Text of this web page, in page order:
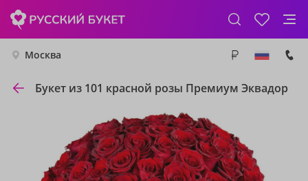
Москва
Букет из 101 красной розы Премиум Эквадор